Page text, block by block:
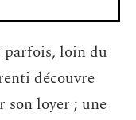
parfois, loin du
découvre
son loyer ; une